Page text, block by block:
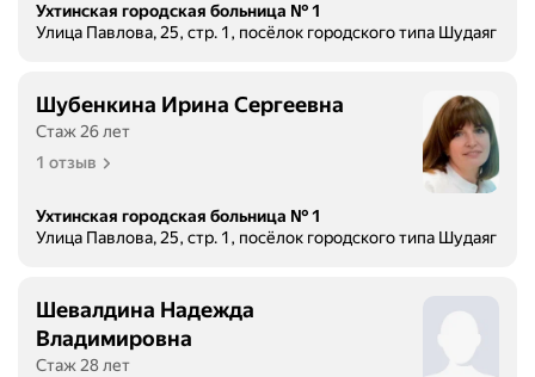
Ухтинская городская больница № 1
Улица Павлова, 25, стр. 1, посёлок городского типа Шудаяг
Шубенкина Ирина Сергеевна
Стаж 26 лет
1 отзыв
Ухтинская городская больница № 1
Улица Павлова, 25, стр. 1, посёлок городского типа Шудаяг
Шевалдина Надежда
Владимировна
Стаж 28 лет